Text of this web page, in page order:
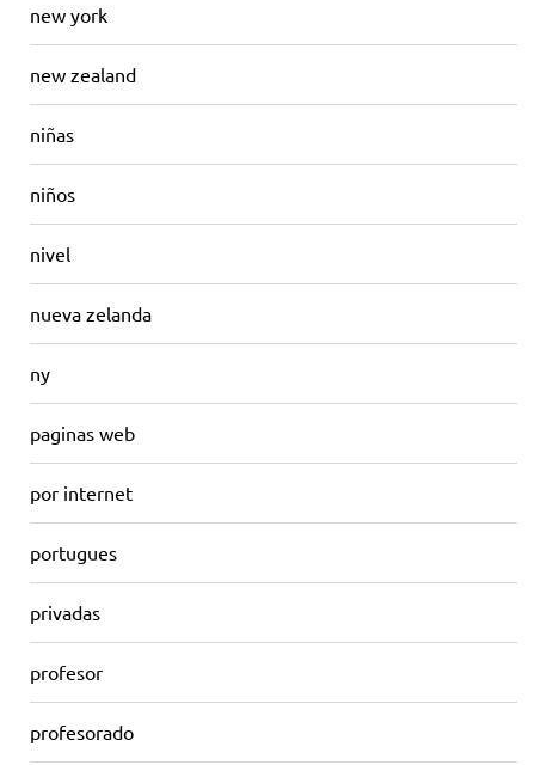
new york
new zealand
niñas
niños
nivel
nueva zelanda
ny
paginas web
por internet
portugues
privadas
profesor
profesorado